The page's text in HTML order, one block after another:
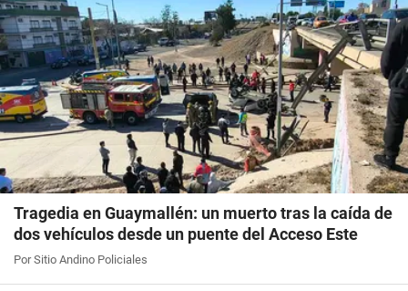
Tragedia en Guaymallén: un muerto tras la caída de
dos vehículos desde un puente del Acceso Este
Por Sitio Andino Policiales